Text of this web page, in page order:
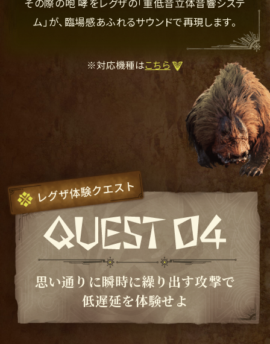
その際の咆哮をレグザの「重低音立体音響システ
ム」が、臨場感あふれるサウンドで再現します。
※対応機種はこちら
思い通りに瞬時に繰り出す攻撃で
低遅延を体験せよ